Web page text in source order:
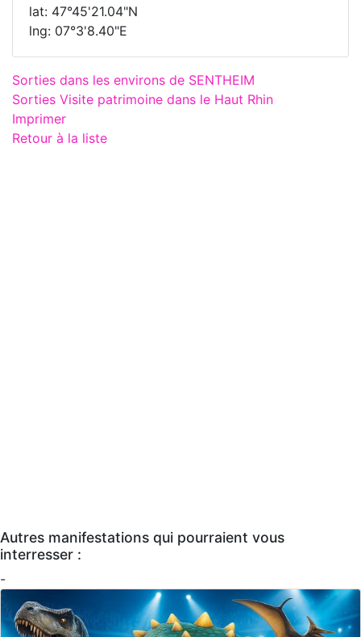
lat: 47°45'21.04"N
lng: 07°3'8.40"E
Sorties dans les environs de SENTHEIM
Sorties Visite patrimoine dans le Haut Rhin
Imprimer
Retour à la liste
Autres manifestations qui pourraient vous
interresser :
-